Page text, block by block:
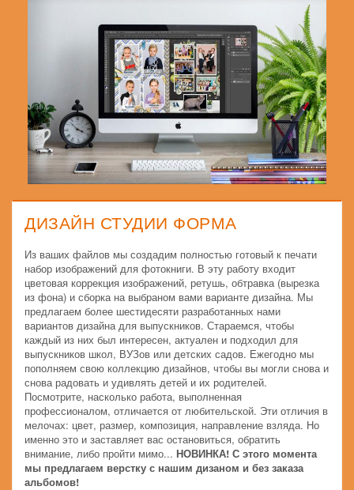
ДИЗАЙН СТУДИИ ФОРМА
Из ваших файлов мы создадим полностью готовый к печати
набор изображений для фотокниги. В эту работу входит
цветовая коррекция изображений, ретушь, обтравка (вырезка
из фона) и сборка на выбраном вами варианте дизайна. Мы
предлагаем более шестидесяти разработанных нами
вариантов дизайна для выпускников. Стараемся, чтобы
каждый из них был интересен, актуален и подходил для
выпускников школ, ВУЗов или детских садов. Ежегодно мы
пополняем свою коллекцию дизайнов, чтобы вы могли снова и
снова радовать и удивлять детей и их родителей.
Посмотрите, насколько работа, выполненная
профессионалом, отличается от любительской. Эти отличия в
мелочах: цвет, размер, композиция, направление взляда. Но
именно это и заставляет вас остановиться, обратить
внимание, либо пройти мимо... НОВИНКА! С этого момента
мы предлагаем верстку с нашим дизаном и без заказа
альбомов!